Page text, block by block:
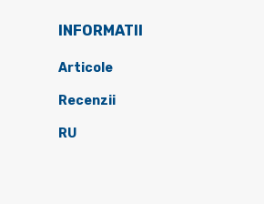
INFORMATII
Articole
Recenzii
RU